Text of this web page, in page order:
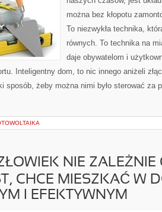
można bez kłopotu
To niezwykła technika,
równych. To technika na
daje obywatelom i
Inteligentny dom, to nic innego aniżeli
sposób, żeby można nimi było sterować za
NIE ZALEŻNIE
CHCE MIESZKAĆ W
I EFEKTYWNYM